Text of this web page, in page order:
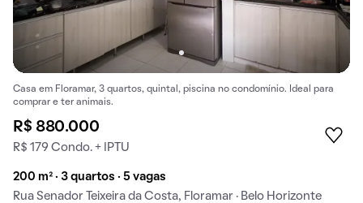
Casa em Floramar, 3 quartos, quintal, piscina no condomínio. Ideal para
comprar e ter animais.
R$ 880.000
R$ 179 Condo. + IPTU
200 m² · 3 quartos · 5 vagas
Rua Senador Teixeira da Costa, Floramar · Belo Horizonte